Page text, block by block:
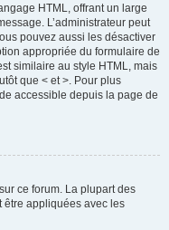
HTML, offrant un large
L’administrateur peut
pouvez aussi les désactiver
appropriée du formulaire de
similaire au style HTML, mais
que < et >. Pour plus
accessible depuis la page de
ce forum. La plupart des
être appliquées avec les